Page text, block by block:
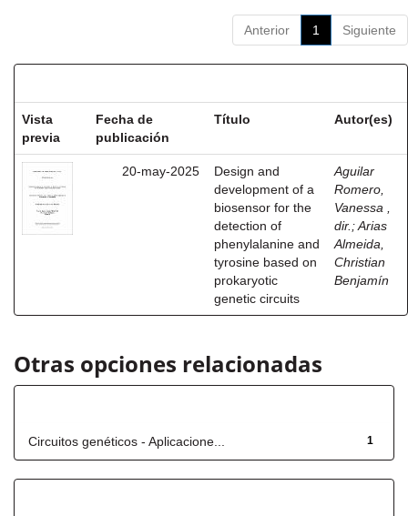
Anterior 1 Siguiente
Vista
previa
Fecha de
publicación
Título Autor(es)
20-may-2025
Design and
development of a
biosensor for the
detection of
phenylalanine and
tyrosine based on
prokaryotic
genetic circuits
Aguilar
Romero,
Vanessa ,
dir. ;Arias
Almeida,
Christian
Benjamín
Otras opciones relacionadas
1
Circuitos genéticos - Aplicacione...